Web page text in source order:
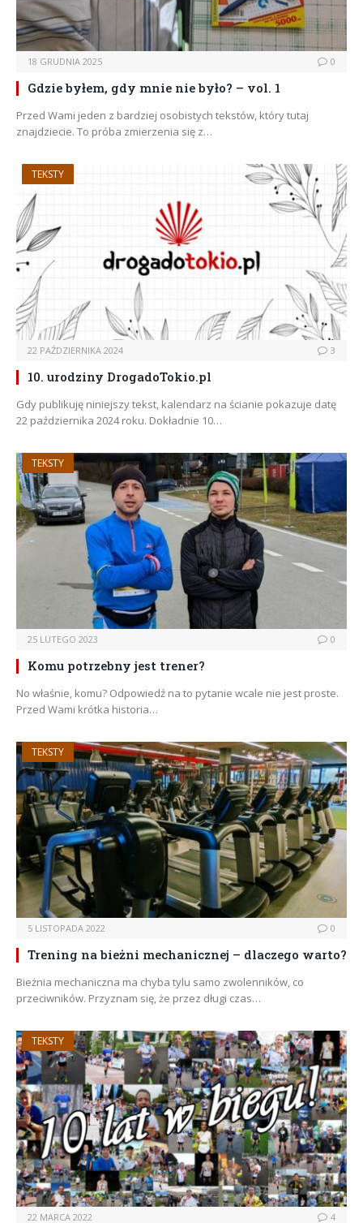
18 GRUDNIA 2025 0
Gdzie byłem, gdy mnie nie było? – vol. 1
Przed Wami jeden z bardziej osobistych tekstów, który tutaj
znajdziecie. To próba zmierzenia się z…
TEKSTY
22 PAŹDZIERNIKA 2024 3
10. urodziny DrogadoTokio.pl
Gdy publikuję niniejszy tekst, kalendarz na ścianie pokazuje datę
22 października 2024 roku. Dokładnie 10…
TEKSTY
25 LUTEGO 2023 0
Komu potrzebny jest trener?
No właśnie, komu? Odpowiedź na to pytanie wcale nie jest proste.
Przed Wami krótka historia…
TEKSTY
5 LISTOPADA 2022 0
Trening na bieżni mechanicznej – dlaczego warto?
Bieżnia mechaniczna ma chyba tylu samo zwolenników, co
przeciwników. Przyznam się, że przez długi czas…
TEKSTY
22 MARCA 2022 4